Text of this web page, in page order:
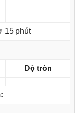
15 phút
Độ tròn